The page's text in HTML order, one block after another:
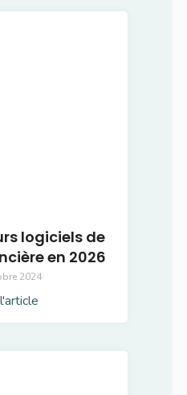
logiciels de
en 2026
2024